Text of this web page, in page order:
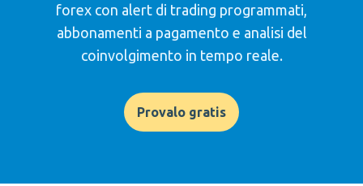
forex con alert di trading programmati,
abbonamenti a pagamento e analisi del
coinvolgimento in tempo reale.
Provalo gratis